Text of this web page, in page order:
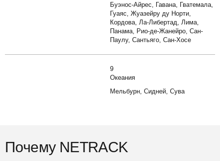
Буэнос-Айрес, Гавана, Гватемала,
Гуаяс, Жуазейру ду Норти,
Кордова, Ла-Либертад, Лима,
Панама, Рио-де-Жанейро, Сан-
Паулу, Сантьяго, Сан-Хосе
9
Океания
Мельбурн, Сидней, Сува
Почему NETRACK